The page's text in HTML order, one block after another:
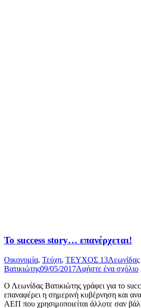
Το success story… επανέρχεται!
Οικονομία, Τεύχη, ΤΕΥΧΟΣ 13Λεωνίδας
Βατικιώτης09/05/2017Αφήστε ένα σχόλιο
Ο Λεωνίδας Βατικιώτης γράφει για το
επαναφέρει η σημερινή κυβέρνηση και
ΑΕΠ που χρησιμοποιείται άλλοτε σαν